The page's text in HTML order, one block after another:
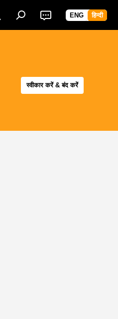
ENG हिन्दी
स्वीकार करें & बंद करें